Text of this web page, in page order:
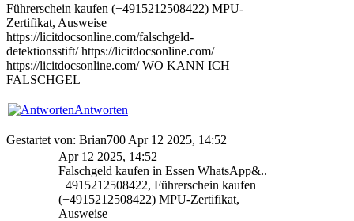
Führerschein kaufen (+4915212508422) MPU-
Zertifikat, Ausweise
https://licitdocsonline.com/falschgeld-
detektionsstift/ https://licitdocsonline.com/
https://licitdocsonline.com/ WO KANN ICH
FALSCHGEL
Antworten
Gestartet von: Brian700 Apr 12 2025, 14:52
Apr 12 2025, 14:52
Falschgeld kaufen in Essen WhatsApp&..
+4915212508422, Führerschein kaufen
(+4915212508422) MPU-Zertifikat,
Ausweise